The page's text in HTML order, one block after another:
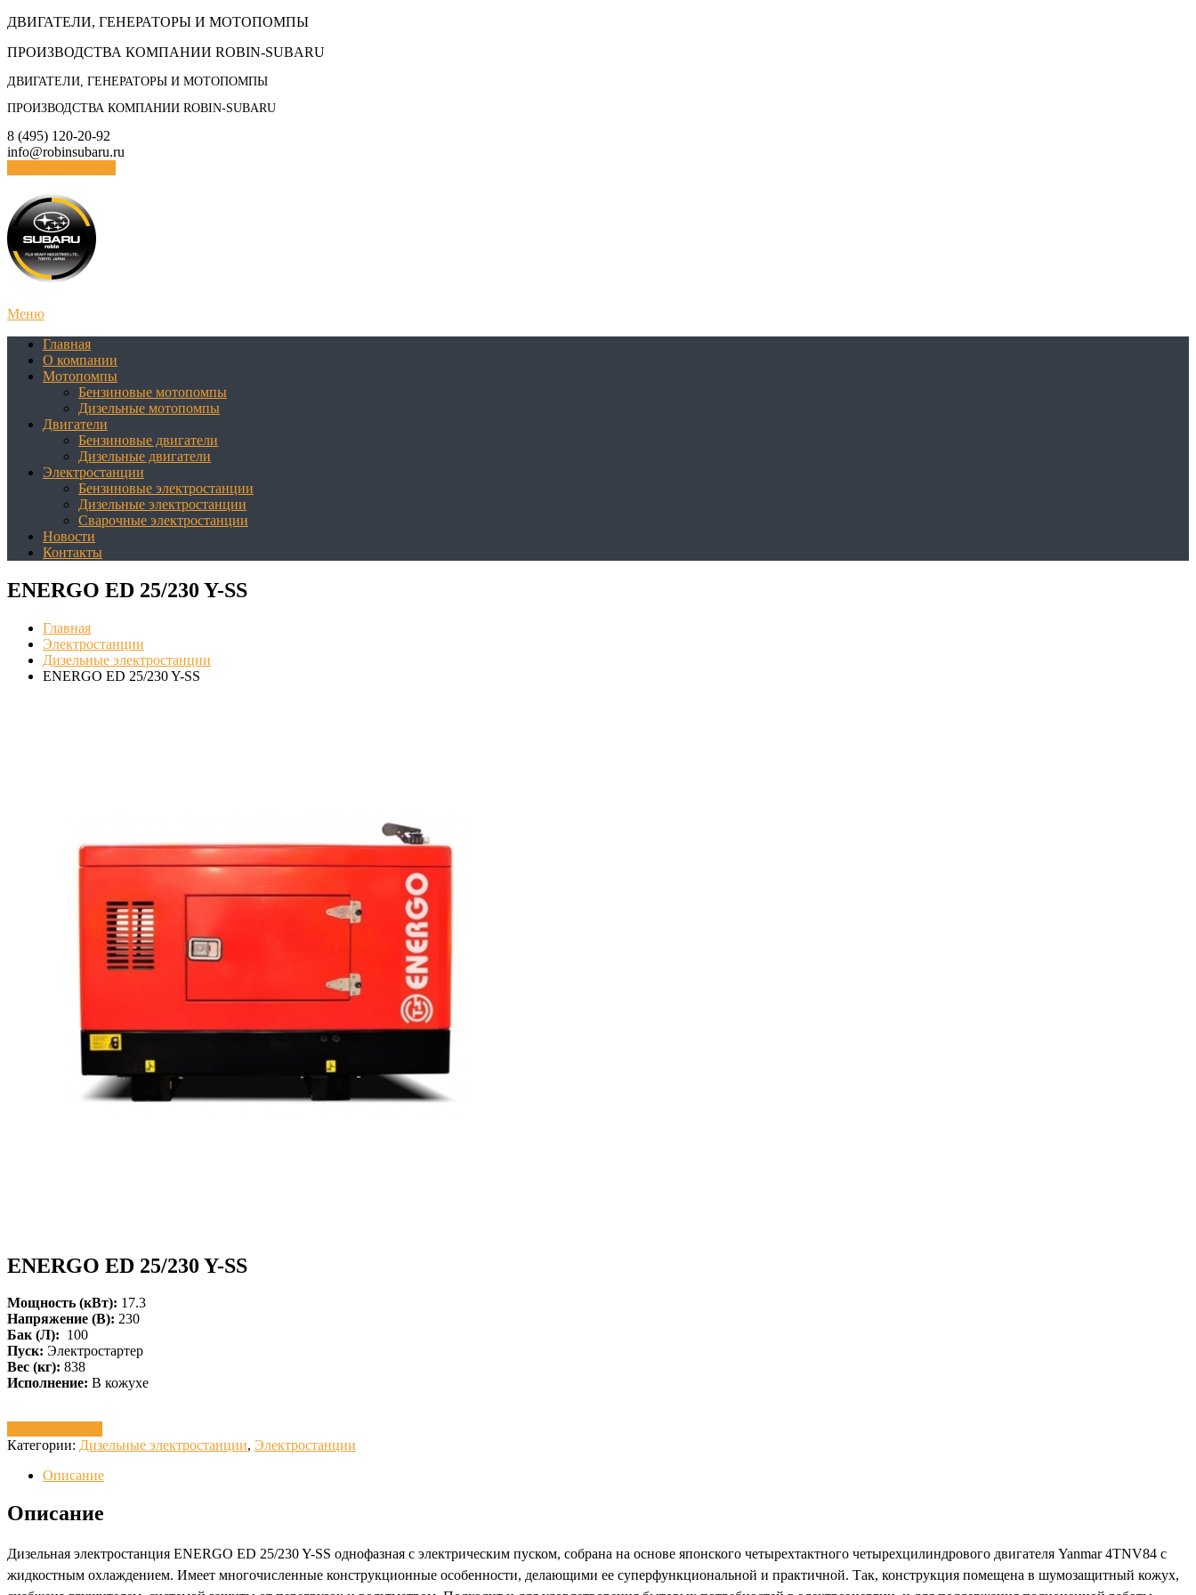
Skip
content
ДВИГАТЕЛИ, ГЕНЕРАТОРЫ И МОТОПОМПЫ
ПРОИЗВОДСТВА КОМПАНИИ ROBIN-SUBARU
ДВИГАТЕЛИ, ГЕНЕРАТОРЫ И МОТОПОМПЫ
ПРОИЗВОДСТВА КОМПАНИИ ROBIN-SUBARU
8 (495) 120-20-92
info@robinsubaru.ru
Меню
Главная
О компании
Мотопомпы
Бензиновые мотопомпы
Дизельные мотопомпы
Двигатели
Бензиновые двигатели
Дизельные двигатели
Электростанции
Бензиновые электростанции
Дизельные электростанции
Сварочные электростанции
Новости
Контакты
ENERGO ED 25/230 Y-SS
Главная
Электростанции
Дизельные электростанции
ENERGO ED 25/230 Y-SS
ENERGO ED 25/230 Y-SS
Мощность (кВт): 17.3
Напряжение (В): 230
Бак (Л): 100
Пуск: Электростартер
Вес (кг): 838
Исполнение: В кожухе
Категории: Дизельные электростанции, Электростанции
Описание
Описание
Дизельная электростанция ENERGO ED 25/230 Y-SS однофазная с электрическим пуском, собрана на основе японского четырехтактного четырехцилиндрового двигателя Yanmar 4TNV84 с
жидкостным охлаждением. Имеет многочисленные конструкционные особенности, делающими ее суперфункциональной и практичной. Так, конструкция помещена в шумозащитный кожух,